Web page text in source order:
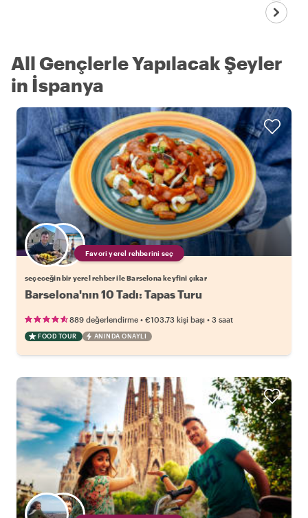
All Gençlerle Yapılacak Şeyler
in İspanya
Favori yerel rehberini seç
seçeceğin bir yerel rehber ile Barselona keyfini çıkar
Barselona'nın 10 Tadı: Tapas Turu
889 değerlendirme • €103.73 kişi başı • 3 saat
FOOD TOUR ANINDA ONAYLI